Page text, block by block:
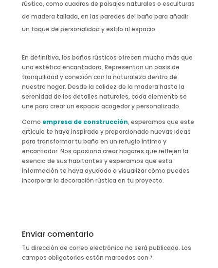
rústico, como cuadros de paisajes naturales o esculturas
de madera tallada, en las paredes del baño para añadir
un toque de personalidad y estilo al espacio.
En definitiva, los baños rústicos ofrecen mucho más que
una estética encantadora. Representan un oasis de
tranquilidad y conexión con la naturaleza dentro de
nuestro hogar. Desde la calidez de la madera hasta la
serenidad de los detalles naturales, cada elemento se
une para crear un espacio acogedor y personalizado.
Como empresa de construcción, esperamos que este
artículo te haya inspirado y proporcionado nuevas ideas
para transformar tu baño en un refugio íntimo y
encantador. Nos apasiona crear hogares que reflejen la
esencia de sus habitantes y esperamos que esta
información te haya ayudado a visualizar cómo puedes
incorporar la decoración rústica en tu proyecto.
Enviar comentario
Tu dirección de correo electrónico no será publicada. Los
campos obligatorios están marcados con *